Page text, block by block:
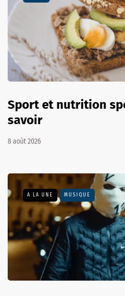
Sport et nutrition
savoir
8 août 2026
A LA UNE MUSIQUE